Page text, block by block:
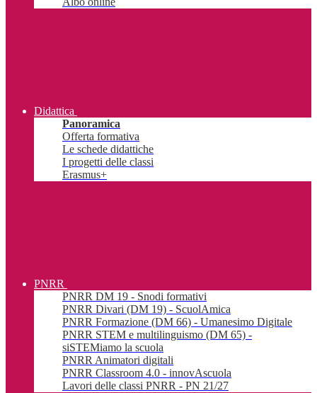
Didattica
Panoramica
Offerta formativa
Le schede didattiche
I progetti delle classi
Erasmus+
PNRR
PNRR DM 19 - Snodi formativi
PNRR Divari (DM 19) - ScuolAmica
PNRR Formazione (DM 66) - Umanesimo Digitale
PNRR STEM e multilinguismo (DM 65) -
siSTEMiamo la scuola
PNRR Animatori digitali
PNRR Classroom 4.0 - innovAscuola
Lavori delle classi PNRR - PN 21/27